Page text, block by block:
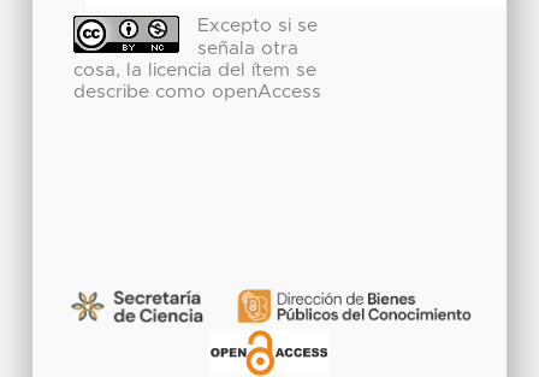
Excepto si se
señala otra
cosa, la licencia del ítem se
describe como openAccess